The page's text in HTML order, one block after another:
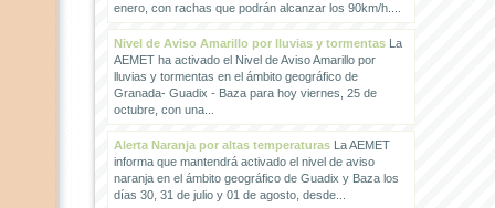
enero, con rachas que podrán alcanzar los 90km/h....
Nivel de Aviso Amarillo por lluvias y tormentasLa
AEMET ha activado el Nivel de Aviso Amarillo por
lluvias y tormentas en el ámbito geográfico de
Granada- Guadix - Baza para hoy viernes, 25 de
octubre, con una...
Alerta Naranja por altas temperaturasLa AEMET
informa que mantendrá activado el nivel de aviso
naranja en el ámbito geográfico de Guadix y Baza los
días 30, 31 de julio y 01 de agosto, desde...